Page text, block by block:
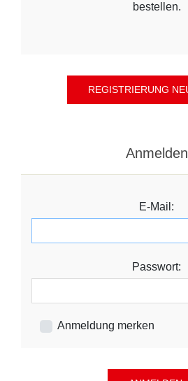
bestellen.
Anmelden
E-Mail:
Passwort:
Anmeldung merken